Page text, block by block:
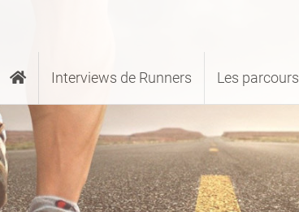
Interviews de Runners Les parcours